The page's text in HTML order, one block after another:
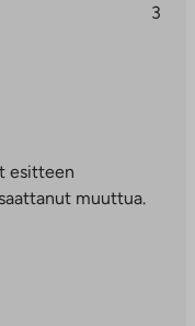
3
esitteen
muuttua.